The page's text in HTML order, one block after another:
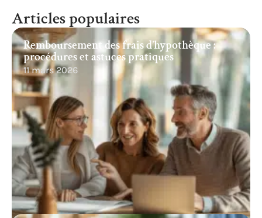
Articles populaires
Remboursement des frais d’hypothèque :
procédures et astuces pratiques
11 mars 2026